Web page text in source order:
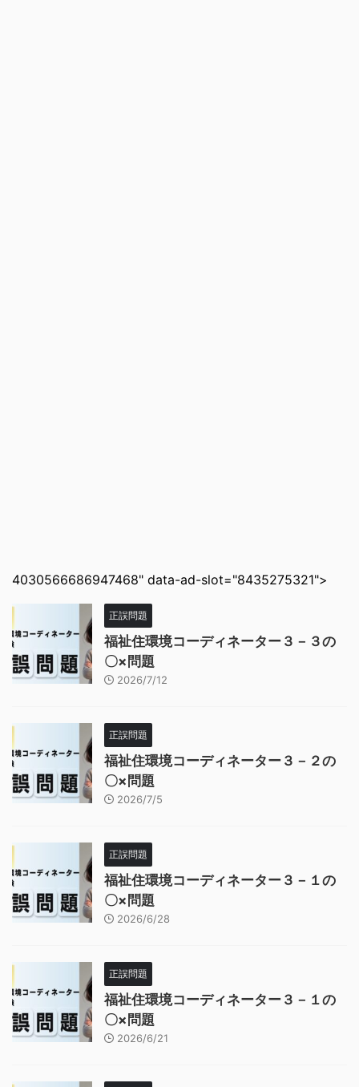
4030566686947468" data-ad-slot="8435275321">
正誤問題
福祉住環境コーディネーター３－３の
〇×問題
2026/7/12
正誤問題
福祉住環境コーディネーター３－２の
〇×問題
2026/7/5
正誤問題
福祉住環境コーディネーター３－１の
〇×問題
2026/6/28
正誤問題
福祉住環境コーディネーター３－１の
〇×問題
2026/6/21